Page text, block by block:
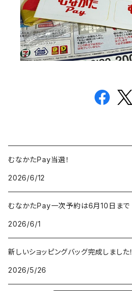
むなかたPay当選！
2026/6/12
むなかたPay一次予約は6月10日まで
2026/6/1
新しいショッピングバッグ完成しました！
2026/5/26